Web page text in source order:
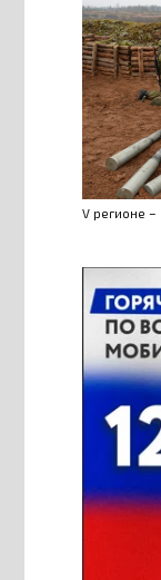
V регионе